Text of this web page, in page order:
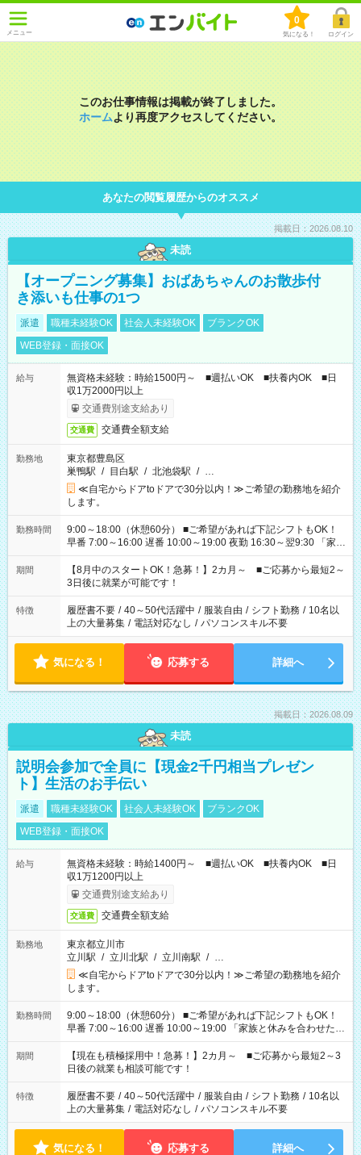
メニュー
0
気になる！ ログイン
このお仕事情報は掲載が終了しました。
ホームより再度アクセスしてください。
あなたの閲覧履歴からのオススメ
掲載日：2026.08.10
未読
【オープニング募集】おばあちゃんのお散歩付
き添いも仕事の1つ
派遣 職種未経験OK 社会人未経験OK
ブランクOK
WEB登録・面接OK
給与
無資格未経験：時給1500円～ ■週払いOK ■扶養内OK ■日
収1万2000円以上
交通費別途支給あり
交通費 交通費全額支給
勤務地
東京都豊島区
巣鴨駅 / 目白駅 / 北池袋駅 / …
≪自宅からドアtoドアで30分以内！≫ご希望の勤務地を紹介
します。
勤務時間
9:00～18:00（休憩60分） ■ご希望があれば下記シフトもOK！
早番 7:00～16:00 遅番 10:00～19:00 夜勤 16:30～翌9:30 「家族
と休みを合わせたい」 「余裕を持って夕飯の準備がしたい」
「できれば残業はしたくない」 など、ご希望を教えてください
ね。 ※Wワーク希望の方へ 今ご覧のお仕事で希望する勤務時間
と、もう1つのお仕事の勤務時間。 合計で週40時間を超える場
合は応募できません。
期間
【8月中のスタートOK！急募！】2カ月～ ■ご応募から最短2～
3日後に就業が可能です！
特徴 履歴書不要 / 40～50代活躍中 / 服装自由 / シフト勤務 / 10名以
上の大量募集 / 電話対応なし / パソコンスキル不要
気になる！ 応募する 詳細へ
掲載日：2026.08.09
未読
説明会参加で全員に【現金2千円相当プレゼン
ト】生活のお手伝い
派遣 職種未経験OK 社会人未経験OK
ブランクOK
WEB登録・面接OK
給与
無資格未経験：時給1400円～ ■週払いOK ■扶養内OK ■日
収1万1200円以上
交通費別途支給あり
交通費 交通費全額支給
勤務地
東京都立川市
立川駅 / 立川北駅 / 立川南駅 / …
≪自宅からドアtoドアで30分以内！≫ご希望の勤務地を紹介
します。
勤務時間
9:00～18:00（休憩60分） ■ご希望があれば下記シフトもOK！
早番 7:00～16:00 遅番 10:00～19:00 「家族と休みを合わせた
い」 「余裕を持って夕飯の準備がしたい」 「できれば残業はし
たくない」 など、ご希望を教えてくださいね。 ※Wワーク希望
の方へ 今ご覧のお仕事で希望する勤務時間と、もう1つのお仕事
の勤務時間。 合計で週40時間を超える場合は応募できません。
期間
【現在も積極採用中！急募！】2カ月～ ■ご応募から最短2～3
日後の就業も相談可能です！
特徴 履歴書不要 / 40～50代活躍中 / 服装自由 / シフト勤務 / 10名以
上の大量募集 / 電話対応なし / パソコンスキル不要
気になる！ 応募する 詳細へ